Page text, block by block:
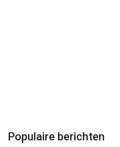
Populaire berichten